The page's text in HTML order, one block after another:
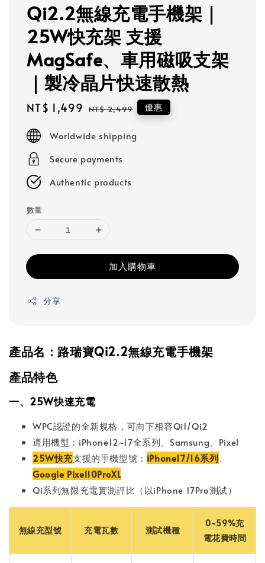
Qi2.2無線充電手機架｜
25W快充架 支援
MagSafe、車用磁吸支架
｜製冷晶片快速散熱
Sale
NT$ 1,499 Regular
NT$ 2,499 優惠
Worldwide shipping
Secure payments
Authentic products
數量
加入購物車
分享
產品名：路瑞寶Qi2.2無線充電手機架
產品特色
一、25W快速充電
WPC認證的全新規格，可向下相容Qi1/Qi2
適用機型：iPhone12~17全系列、Samsung、Pixel
25W快充支援的手機型號： iPhone17/16系列
Google Pixel10ProXL
Qi系列無限充電實測評比（以iPhone 17Pro測試）
無線充型號 充電瓦數 測試機種
0~59%充
電花費時間